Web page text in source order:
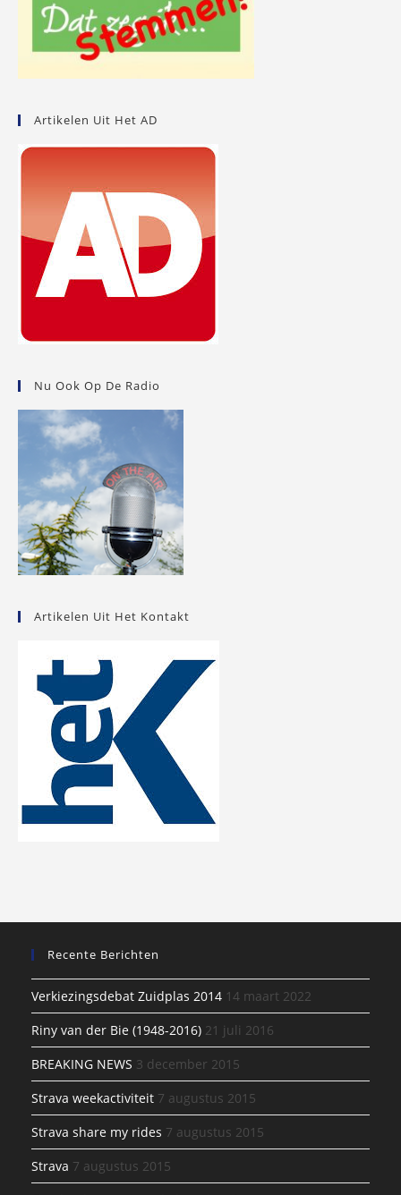
Artikelen Uit Het AD
Nu Ook Op De Radio
Artikelen Uit Het Kontakt
Recente Berichten
Verkiezingsdebat Zuidplas 2014 14 maart 2022
Riny van der Bie (1948-2016) 21 juli 2016
BREAKING NEWS 3 december 2015
Strava weekactiviteit 7 augustus 2015
Strava share my rides 7 augustus 2015
Strava 7 augustus 2015